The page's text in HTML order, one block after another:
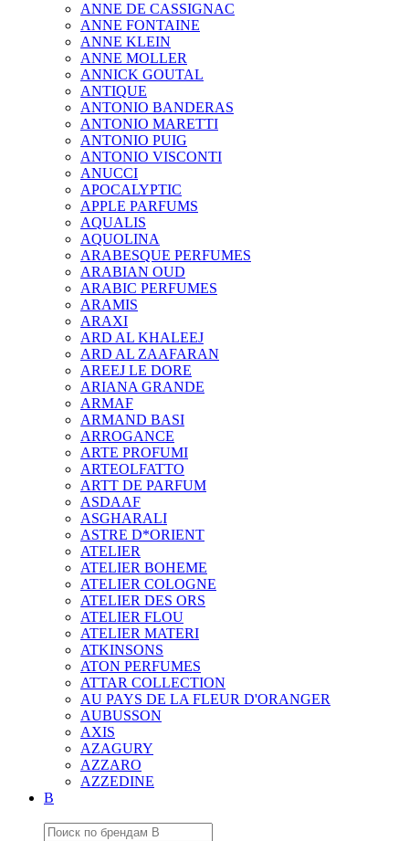
ANNE DE CASSIGNAC
ANNE FONTAINE
ANNE KLEIN
ANNE MOLLER
ANNICK GOUTAL
ANTIQUE
ANTONIO BANDERAS
ANTONIO MARETTI
ANTONIO PUIG
ANTONIO VISCONTI
ANUCCI
APOCALYPTIC
APPLE PARFUMS
AQUALIS
AQUOLINA
ARABESQUE PERFUMES
ARABIAN OUD
ARABIC PERFUMES
ARAMIS
ARAXI
ARD AL KHALEEJ
ARD AL ZAAFARAN
AREEJ LE DORE
ARIANA GRANDE
ARMAF
ARMAND BASI
ARROGANCE
ARTE PROFUMI
ARTEOLFATTO
ARTT DE PARFUM
ASDAAF
ASGHARALI
ASTRE D*ORIENT
ATELIER
ATELIER BOHEME
ATELIER COLOGNE
ATELIER DES ORS
ATELIER FLOU
ATELIER MATERI
ATKINSONS
ATON PERFUMES
ATTAR COLLECTION
AU PAYS DE LA FLEUR D'ORANGER
AUBUSSON
AXIS
AZAGURY
AZZARO
AZZEDINE
B